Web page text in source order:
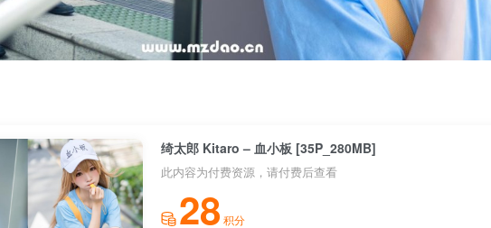
绮太郎 Kitaro – 血小板 [35P_280MB]
此内容为付费资源，请付费后查看
28 积分